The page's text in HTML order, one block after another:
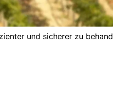
und sicherer zu